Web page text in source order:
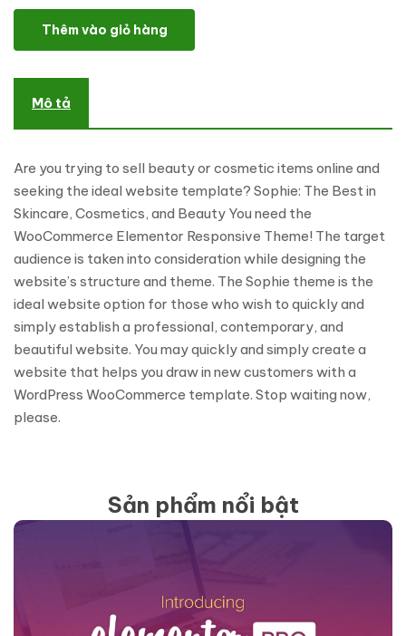
Sophie - The Best of Skincare, Beauty and Cosmetic
Thêm vào giỏ hàng
Mô tả
Are you trying to sell beauty or cosmetic items online and
seeking the ideal website template? Sophie: The Best in
Skincare, Cosmetics, and Beauty You need the
WooCommerce Elementor Responsive Theme! The target
audience is taken into consideration while designing the
website’s structure and theme. The Sophie theme is the
ideal website option for those who wish to quickly and
simply establish a professional, contemporary, and
beautiful website. You may quickly and simply create a
website that helps you draw in new customers with a
WordPress WooCommerce template. Stop waiting now,
please.
Sản phẩm nổi bật